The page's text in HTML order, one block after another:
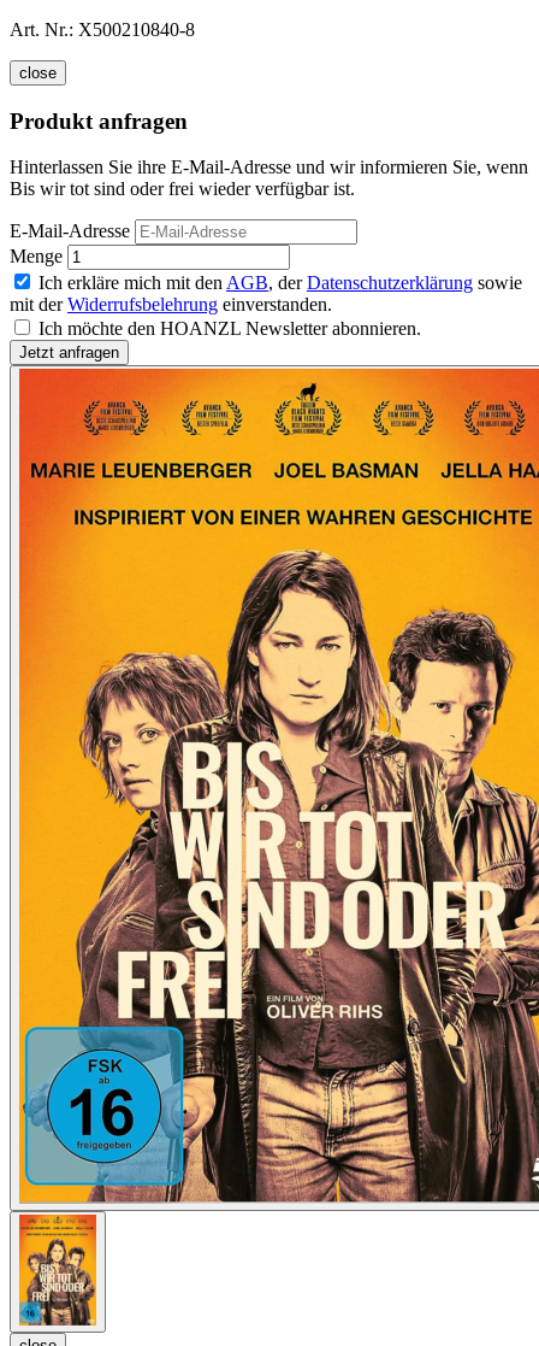
Art. Nr.: X500210840-8
close
Produkt anfragen
Hinterlassen Sie ihre E-Mail-Adresse und wir informieren Sie, wenn
Bis wir tot sind oder frei wieder verfügbar ist.
E-Mail-Adresse
Menge
Ich erkläre mich mit den AGB, derDatenschutzerklärung sowie
mit derWiderrufsbelehrung einverstanden.
Ich möchte den HOANZL Newsletter abonnieren.